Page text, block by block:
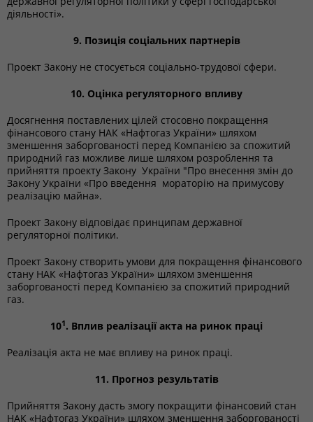
діяльності».
9. Позиція соціальних партнерів
Проект Закону не стосується соціально-трудової сфери.
10. Оцінка регуляторного впливу
Досягнення поставлених цілей стосовно покращення
фінансового стану НАК «Нафтогаз України» шляхом
зменшення заборгованості перед Компанією за спожитий
природний газ можливе лише шляхом розроблення та
прийняття проекту Закону України "Про внесення змін до
Закону України «Про введення мораторію на примусову
реалізацію майна».
Проект Закону відповідає принципам державної
регуляторної політики.
Проект Закону створить умови для покращення фінансового
стану НАК «Нафтогаз України» шляхом зменшення
заборгованості перед Компанією за спожитий природний
газ.
101. Вплив реалізації акта на ринок праці
Реалізація акта не має впливу на ринок праці.
11. Прогноз результатів
Прийняття Закону дасть змогу покращити фінансовий стан
НАК «Нафтогаз України» шляхом зменшення заборгованості